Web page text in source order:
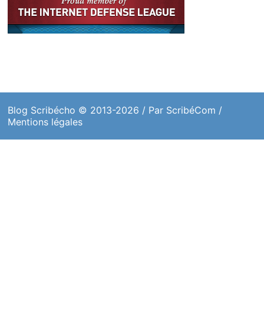
Blog Scribécho © 2013-2026 / Par ScribéCom /
Mentions légales